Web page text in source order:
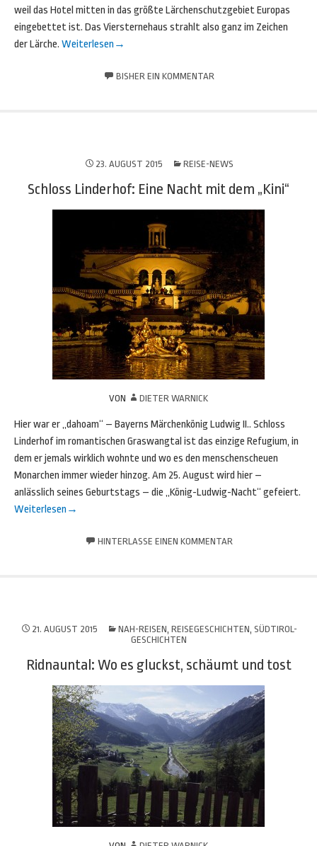
weil das Hotel mitten in das größte Lärchenschutzgebiet Europas
eingebettet ist. Das Viersternehaus strahlt also ganz im Zeichen
der Lärche. Weiterlesen →
BISHER EIN KOMMENTAR
23. AUGUST 2015 REISE-NEWS
Schloss Linderhof: Eine Nacht mit dem „Kini“
VON DIETER WARNICK
Hier war er „dahoam“ – Bayerns Märchenkönig Ludwig II.. Schloss
Linderhof im romantischen Graswangtal ist das einzige Refugium, in
dem er jemals wirklich wohnte und wo es den menschenscheuen
Monarchen immer wieder hinzog. Am 25. August wird hier –
anlässlich seines Geburtstags – die „König-Ludwig-Nacht“ gefeiert.
Weiterlesen →
HINTERLASSE EINEN KOMMENTAR
21. AUGUST 2015 NAH-REISEN, REISEGESCHICHTEN, SÜDTIROL-
GESCHICHTEN
Ridnauntal: Wo es gluckst, schäumt und tost